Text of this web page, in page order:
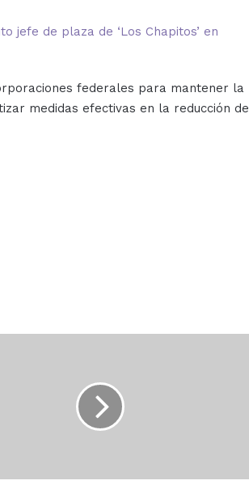
jefe de plaza de ‘Los Chapitos’ en
federales para mantener la
medidas efectivas en la reducción de